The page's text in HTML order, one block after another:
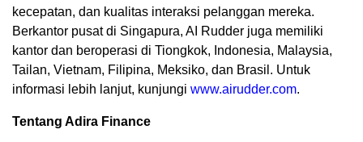
kecepatan, dan kualitas interaksi pelanggan mereka.
Berkantor pusat di Singapura, AI Rudder juga memiliki
kantor dan beroperasi di Tiongkok, Indonesia, Malaysia,
Tailan, Vietnam, Filipina, Meksiko, dan Brasil. Untuk
informasi lebih lanjut, kunjungi www.airudder.com.
Tentang Adira Finance